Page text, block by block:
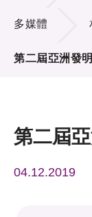
項目及資
多媒體
第二屆亞洲發
第二屆
04.12.2019